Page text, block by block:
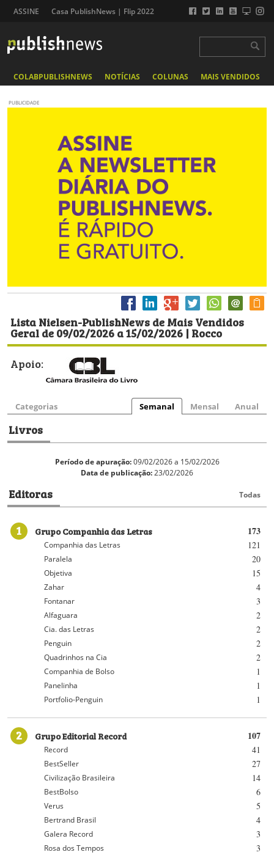
ASSINE Casa PublishNews | Flip 2022
COLABPUBLISHNEWS NOTÍCIAS COLUNAS MAIS VENDIDOS
PUBLICIDADE
Lista Nielsen-PublishNews de Mais Vendidos
Geral de 09/02/2026 a 15/02/2026 | Rocco
Apoio:
Categorias Semanal Mensal Anual
Livros
Período de apuração:09/02/2026 a 15/02/2026
Data de publicação:23/02/2026
Editoras Todas
1 173
Grupo Companhia das Letras
121
Companhia das Letras
20
Paralela
15
Objetiva
4
Zahar
3
Fontanar
2
Alfaguara
2
Cia. das Letras
2
Penguin
2
Quadrinhos na Cia
1
Companhia de Bolso
1
Panelinha
1
Portfolio-Penguin
2 107
Grupo Editorial Record
41
Record
27
BestSeller
14
Civilização Brasileira
6
BestBolso
5
Verus
4
Bertrand Brasil
3
Galera Record
3
Rosa dos Tempos